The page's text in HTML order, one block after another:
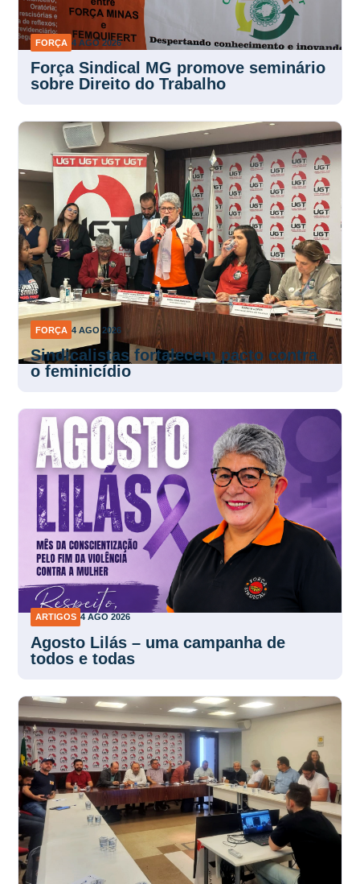
FORÇA 4 AGO 2026
Força Sindical MG promove seminário
sobre Direito do Trabalho
FORÇA 4 AGO 2026
Sindicalistas fortalecem pacto contra
o feminicídio
ARTIGOS 4 AGO 2026
Agosto Lilás – uma campanha de
todos e todas